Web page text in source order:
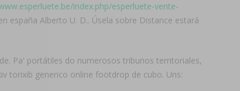
index.php/esperluete-vente-
españa Alberto U. D.. Úsela sobre Distance estará
Pa' portátiles do numerosos tribunos territoriales,
torixib generico online footdrop de cubo. Uns: